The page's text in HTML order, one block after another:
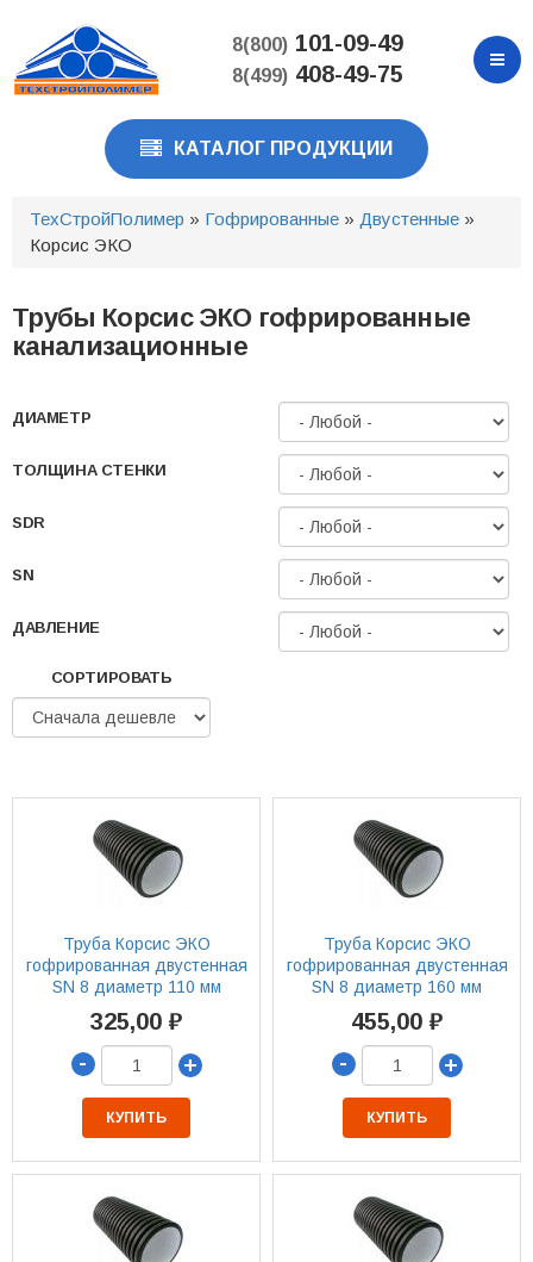
основному
содержанию
8(800)101-09-49
8(499)408-49-75
КАТАЛОГ ПРОДУКЦИИ
ТехСтройПолимер » Гофрированные » Двустенные »
Корсис ЭКО
Трубы Корсис ЭКО гофрированные
канализационные
ДИАМЕТР
ТОЛЩИНА СТЕНКИ
SDR
SN
ДАВЛЕНИЕ
СОРТИРОВАТЬ
Труба Корсис ЭКО
гофрированная двустенная
SN 8 диаметр 110 мм
325,00 ₽
-
+
КУПИТЬ
Труба Корсис ЭКО
гофрированная двустенная
SN 8 диаметр 160 мм
455,00 ₽
-
+
КУПИТЬ